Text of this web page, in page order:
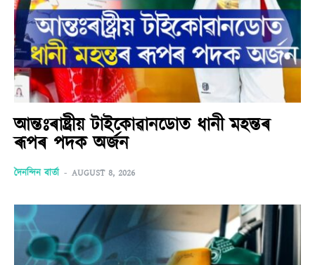
আন্তঃৰাষ্ট্ৰীয় টাইকোৱানডোত ধানী মহন্তৰ
ৰূপৰ পদক অৰ্জন
দৈনন্দিন বাৰ্তা - AUGUST 8, 2026